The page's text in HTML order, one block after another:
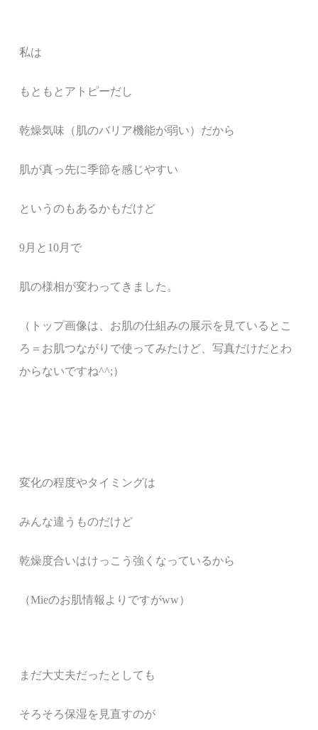
私は
もともとアトピーだし
乾燥気味（肌のバリア機能が弱い）だから
肌が真っ先に季節を感じやすい
というのもあるかもだけど
9月と10月で
肌の様相が変わってきました。
（トップ画像は、お肌の仕組みの展示を見ているとこ
ろ＝お肌つながりで使ってみたけど、写真だけだとわ
からないですね^^;）
変化の程度やタイミングは
みんな違うものだけど
乾燥度合いはけっこう強くなっているから
（Mieのお肌情報よりですがww）
まだ大丈夫だったとしても
そろそろ保湿を見直すのが